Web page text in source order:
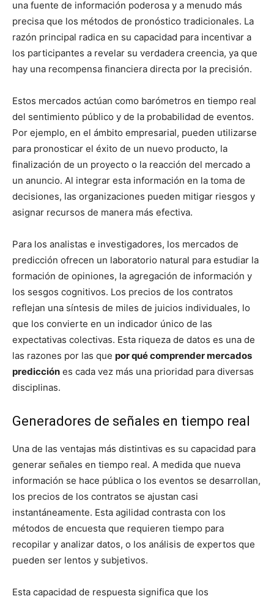
una fuente de información poderosa y a menudo más
precisa que los métodos de pronóstico tradicionales. La
razón principal radica en su capacidad para incentivar a
los participantes a revelar su verdadera creencia, ya que
hay una recompensa financiera directa por la precisión.
Estos mercados actúan como barómetros en tiempo real
del sentimiento público y de la probabilidad de eventos.
Por ejemplo, en el ámbito empresarial, pueden utilizarse
para pronosticar el éxito de un nuevo producto, la
finalización de un proyecto o la reacción del mercado a
un anuncio. Al integrar esta información en la toma de
decisiones, las organizaciones pueden mitigar riesgos y
asignar recursos de manera más efectiva.
Para los analistas e investigadores, los mercados de
predicción ofrecen un laboratorio natural para estudiar la
formación de opiniones, la agregación de información y
los sesgos cognitivos. Los precios de los contratos
reflejan una síntesis de miles de juicios individuales, lo
que los convierte en un indicador único de las
expectativas colectivas. Esta riqueza de datos es una de
las razones por las que por qué comprender mercados
predicción es cada vez más una prioridad para diversas
disciplinas.
Generadores de señales en tiempo real
Una de las ventajas más distintivas es su capacidad para
generar señales en tiempo real. A medida que nueva
información se hace pública o los eventos se desarrollan,
los precios de los contratos se ajustan casi
instantáneamente. Esta agilidad contrasta con los
métodos de encuesta que requieren tiempo para
recopilar y analizar datos, o los análisis de expertos que
pueden ser lentos y subjetivos.
Esta capacidad de respuesta significa que los